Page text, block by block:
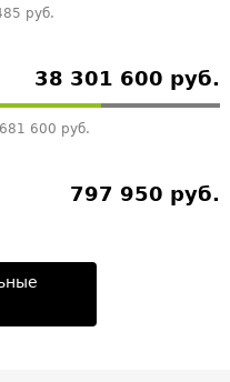
руб.
38 301 600 руб.
600 руб.
797 950 руб.